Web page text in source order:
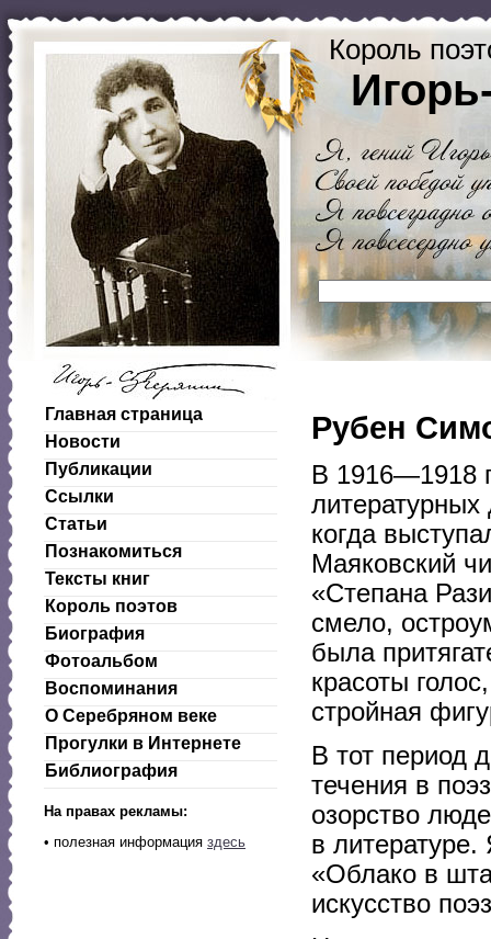
Король
Главная страница
Новости
Публикации
Ссылки
Статьи
Познакомиться
Тексты книг
Король поэтов
Биография
Фотоальбом
Воспоминания
О Серебряном веке
Прогулки в Интернете
Библиография
На правах рекламы:
• полезная информация здесь
Рубен
В 1916—1918
когда
Маяковский
«Степана
смело,
была
красоты
стройная
В тот период
течения в
озорство
в литературе.
«Облако в
искусство